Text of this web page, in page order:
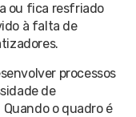
ou fica resfriado
à falta de
processos
de
o quadro é